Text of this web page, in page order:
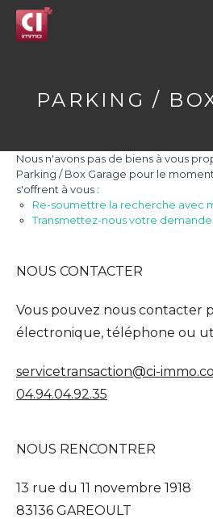
PARKING /
Nous n'avons pas de biens à vous
Parking / Box Garage pour le
s'offrent à vous :
Re-soumettre la recherche avec
Transmettez-nous votre demande
NOUS CONTACTER
Vous pouvez nous contacter
électronique, téléphone ou
servicetransaction@ci-
04.94.04.92.35
NOUS RENCONTRER
13 rue du 11 novembre 1918
83136 GAREOULT